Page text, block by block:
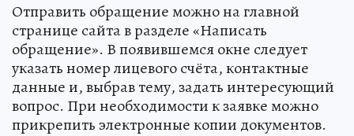
Отправить обращение можно на главной
странице сайта в разделе «Написать
обращение». В появившемся окне следует
указать номер лицевого счёта, контактные
данные и, выбрав тему, задать интересующий
вопрос. При необходимости к заявке можно
прикрепить электронные копии документов.